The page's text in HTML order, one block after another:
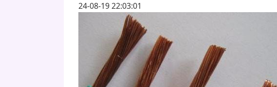
24-08-19 22:03:01